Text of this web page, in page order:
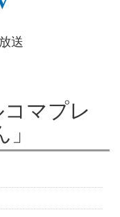
送
マプレ